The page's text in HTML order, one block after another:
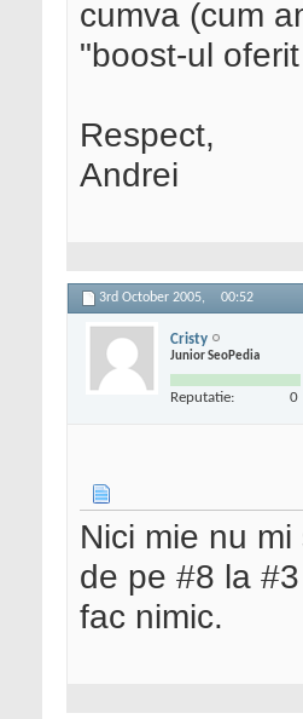
cumva (cum
"boost-ul
Respect,
Andrei
3rd October 2005, 00:52
Cristy
Junior SeoPedia
Reputatie: 0
Nici mie nu
de pe #8 la
fac nimic.